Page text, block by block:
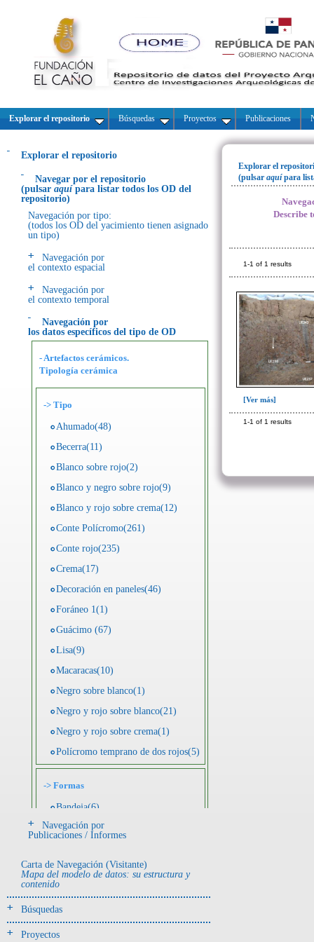
Explorar el repositorio Búsquedas Proyectos Publicaciones
Explorar el repositorio
Navegar por el repositorio
(pulsar aquí para listar todos los OD del
repositorio)
Navegación por tipo:
(todos los OD del yacimiento tienen asignado
un tipo)
Navegación por
el contexto espacial
Navegación por
el contexto temporal
Navegación por
los datos específicos del tipo de OD
- Artefactos cerámicos.
Tipología cerámica
-> Tipo
Ahumado(48)
Becerra(11)
Blanco sobre rojo(2)
Blanco y negro sobre rojo(9)
Blanco y rojo sobre crema(12)
Conte Polícromo(261)
Conte rojo(235)
Crema(17)
Decoración en paneles(46)
Foráneo 1(1)
Guácimo (67)
Lisa(9)
Macaracas(10)
Negro sobre blanco(1)
Negro y rojo sobre blanco(21)
Negro y rojo sobre crema(1)
Polícromo temprano de dos rojos(5)
-> Formas
Bandeja(6)
Botella(4)
Efigie antropomorfa(24)
Efigie híbrida(2)
Efigie zoomorfa(56)
Navegación por
Publicaciones / Informes
Carta de Navegación (Visitante)
Mapa del modelo de datos: su estructura y
contenido
Búsquedas
Proyectos
Explorar el
(pulsar aquípara
Describe
1-1 of 1 results
[Ver más]
1-1 of 1 results